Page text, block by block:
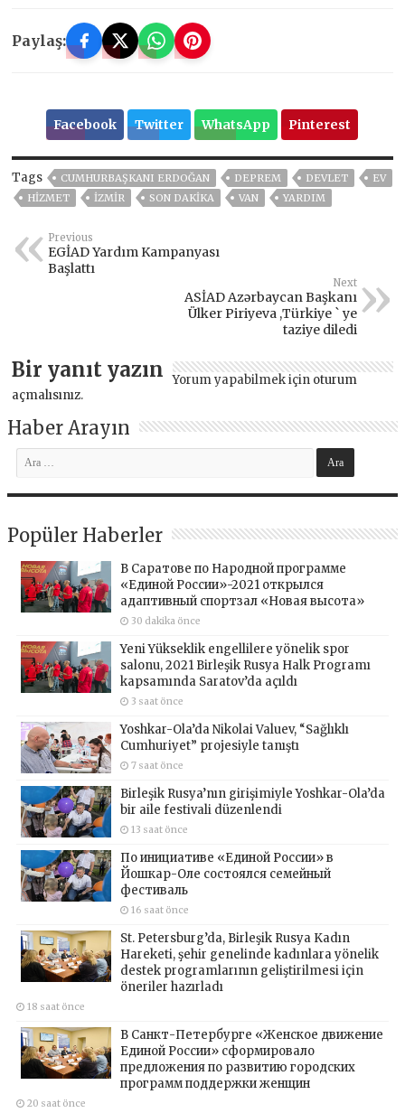
Paylaş:
Facebook Twitter WhatsApp Pinterest
Tags CUMHURBAŞKANI ERDOĞAN DEPREM DEVLET
EV
HİZMET
İZMIR SON DAKIKA VAN YARDIM
Previous
EGİAD Yardım Kampanyası
Başlattı
Next
ASİAD Azərbaycan Başkanı
Ülker Piriyeva ,Türkiye ` ye
taziye diledi
Bir yanıt yazın Yorum yapabilmek için oturum
açmalısınız.
Haber Arayın
Popüler Haberler
В Саратове по Народной программе
«Единой России»-2021 открылся
адаптивный спортзал «Новая высота»
30 dakika önce
Yeni Yükseklik engellilere yönelik spor
salonu, 2021 Birleşik Rusya Halk Programı
kapsamında Saratov’da açıldı
3 saat önce
Yoshkar-Ola’da Nikolai Valuev, “Sağlıklı
Cumhuriyet” projesiyle tanıştı
7 saat önce
Birleşik Rusya’nın girişimiyle Yoshkar-Ola’da
bir aile festivali düzenlendi
13 saat önce
По инициативе «Единой России» в
Йошкар-Оле состоялся семейный
фестиваль
16 saat önce
St. Petersburg’da, Birleşik Rusya Kadın
Hareketi, şehir genelinde kadınlara yönelik
destek programlarının geliştirilmesi için
öneriler hazırladı
18 saat önce
В Санкт-Петербурге «Женское движение
Единой России» сформировало
предложения по развитию городских
программ поддержки женщин
20 saat önce